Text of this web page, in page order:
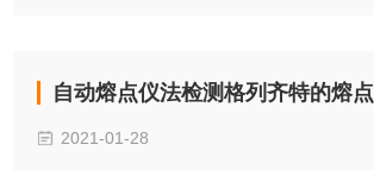
自动熔点仪法检测格列齐特的熔点
2021-01-28